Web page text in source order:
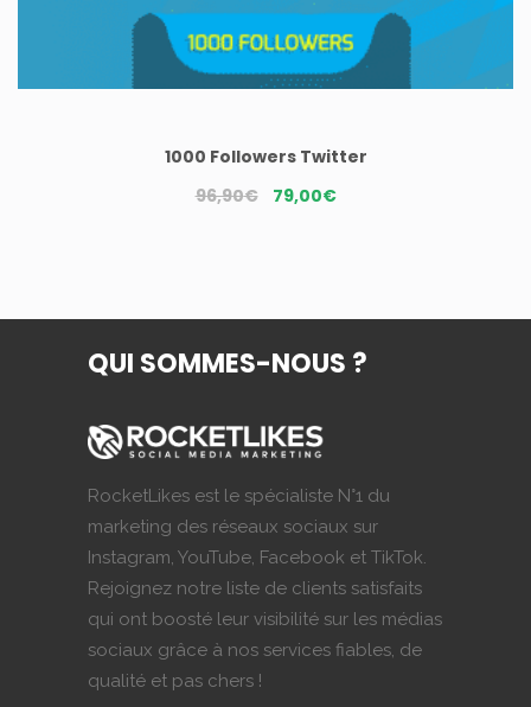
1000 Followers Twitter
96,90€ Le
96,90€.
79,00€Le
79,00€.
QUI SOMMES-NOUS ?
RocketLikes est le spécialiste N°1 du
marketing des réseaux sociaux sur
Instagram, YouTube, Facebook et TikTok.
Rejoignez notre liste de clients satisfaits
qui ont boosté leur visibilité sur les médias
sociaux grâce à nos services fiables, de
qualité et pas chers !